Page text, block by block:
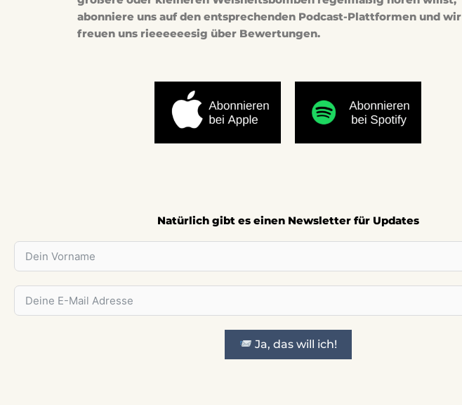
abonniere uns auf den entsprechenden Podcast-Plattformen und wir
freuen uns rieeeeeesig über Bewertungen.
Natürlich gibt es einen Newsletter für Updates
Ja, das will ich!